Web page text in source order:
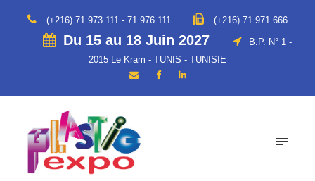
(+216) 71 973 111 - 71 976 111 (+216) 71 971 666
Du 15 au 18 Juin 2027
B.P. N° 1 -
2015 Le Kram - TUNIS - TUNISIE